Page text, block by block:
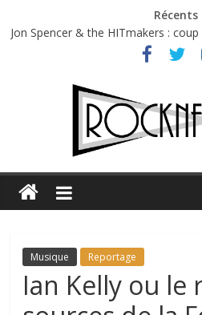
Récents
Jon Spencer & the HITmakers :
Hellfest 2026 vendredi :
Hellfest 2026 jeudi : impossible de
Première édition du Midgard
Charlie Puth à l’Olympia : la leçon
Musique Reportage
Ian Kelly ou le